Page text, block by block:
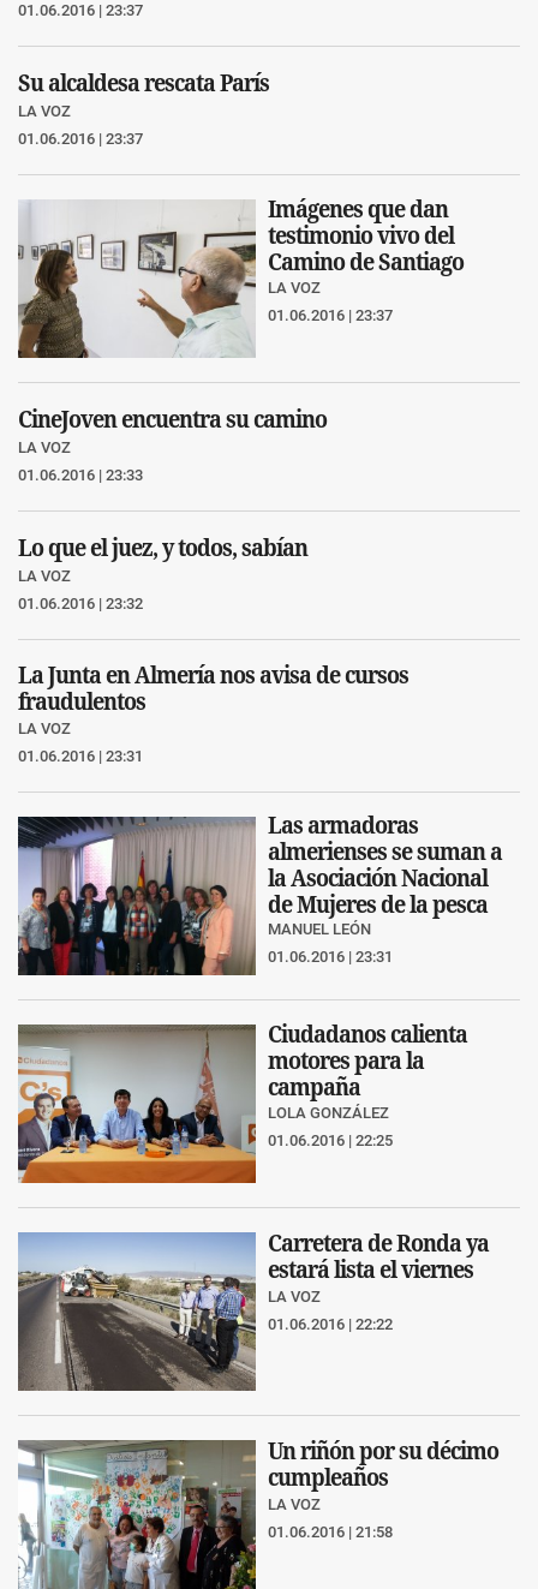
01.06.2016 | 23:37
Su alcaldesa rescata París
LA VOZ
01.06.2016 | 23:37
Imágenes que dan
testimonio vivo del
Camino de Santiago
LA VOZ
01.06.2016 | 23:37
CineJoven encuentra su camino
LA VOZ
01.06.2016 | 23:33
Lo que el juez, y todos, sabían
LA VOZ
01.06.2016 | 23:32
La Junta en Almería nos avisa de cursos
fraudulentos
LA VOZ
01.06.2016 | 23:31
Las armadoras
almerienses se suman a
la Asociación Nacional
de Mujeres de la pesca
MANUEL LEÓN
01.06.2016 | 23:31
Ciudadanos calienta
motores para la
campaña
LOLA GONZÁLEZ
01.06.2016 | 22:25
Carretera de Ronda ya
estará lista el viernes
LA VOZ
01.06.2016 | 22:22
Un riñón por su décimo
cumpleaños
LA VOZ
01.06.2016 | 21:58